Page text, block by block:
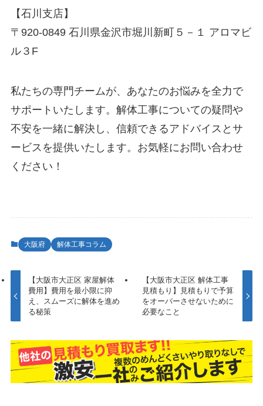
【石川支店】
〒920-0849 石川県金沢市堀川新町５－１ アロマビ
ル３F
私たちの専門チームが、あなたのお悩みを全力で
サポートいたします。解体工事についての疑問や
不安を一緒に解決し、信頼できるアドバイスとサ
ービスを提供いたします。お気軽にお問い合わせ
ください！
大阪府 解体工事コラム
【大阪市大正区 家屋解体
費用】費用を最小限に抑
え、スムーズに解体を進め
る秘策
【大阪市大正区 解体工事
見積もり】見積もりで予算
をオーバーさせないために
必要なこと